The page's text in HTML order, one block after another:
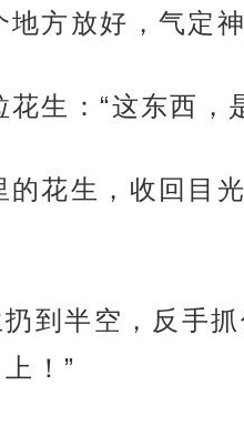
方放好，气定
生：“这东西
花生，收回目
到半空，反手
！”